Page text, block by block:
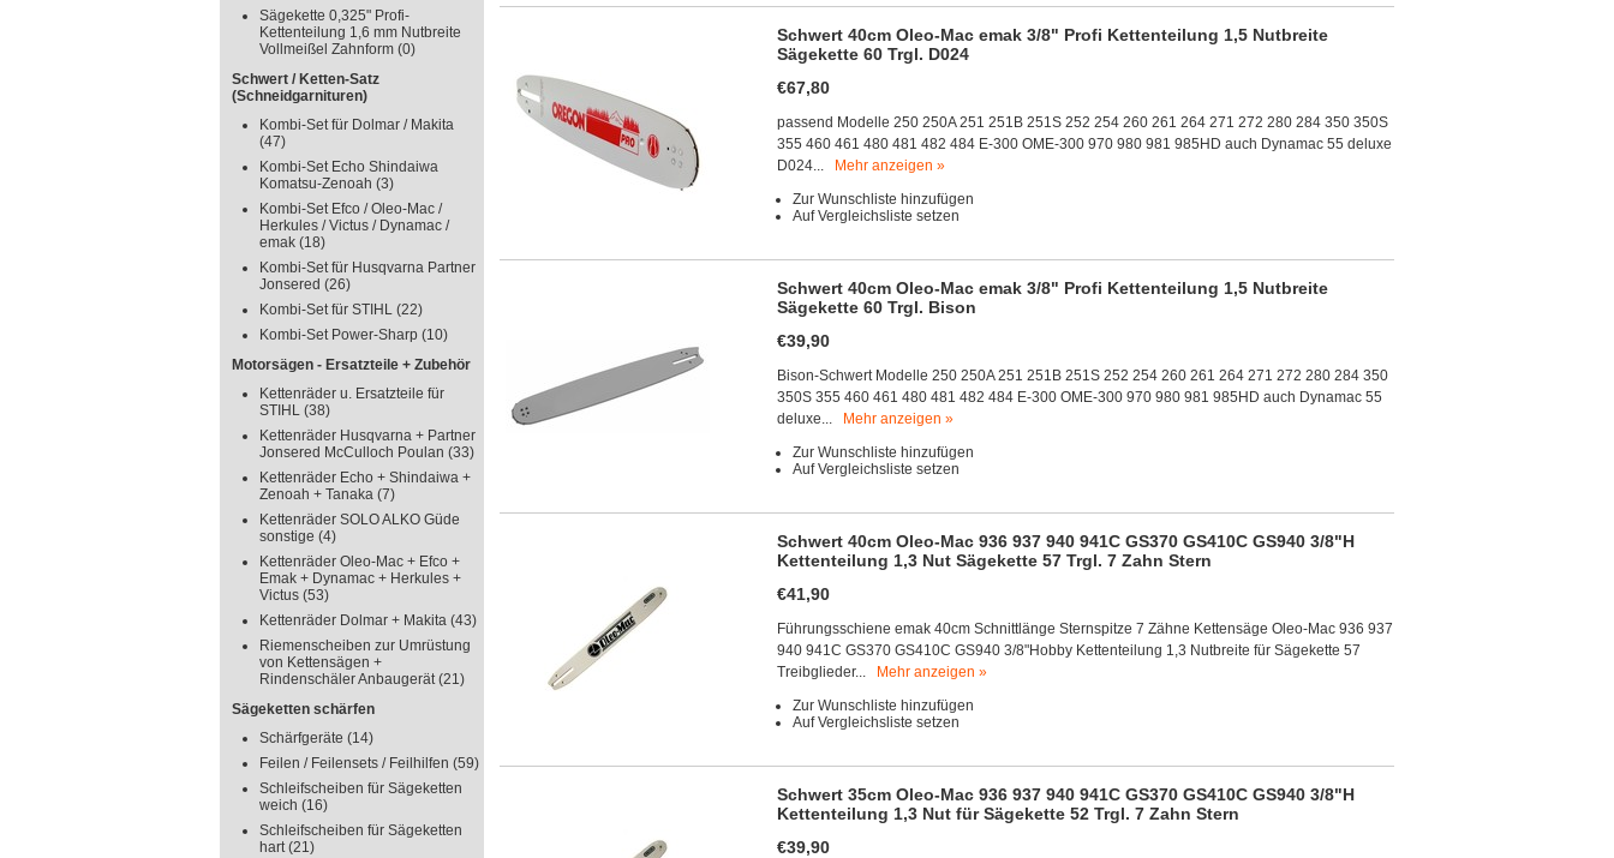
Sägekette 0,325" Profi-
Kettenteilung 1,6 mm Nutbreite
Vollmeißel Zahnform (0)
Schwert / Ketten-Satz
(Schneidgarnituren)
Kombi-Set für Dolmar / Makita
(47)
Kombi-Set Echo Shindaiwa
Komatsu-Zenoah (3)
Kombi-Set Efco / Oleo-Mac /
Herkules / Victus / Dynamac /
emak (18)
Kombi-Set für Husqvarna Partner
Jonsered (26)
Kombi-Set für STIHL (22)
Kombi-Set Power-Sharp (10)
Motorsägen - Ersatzteile + Zubehör
Kettenräder u. Ersatzteile für
STIHL (38)
Kettenräder Husqvarna + Partner
Jonsered McCulloch Poulan (33)
Kettenräder Echo + Shindaiwa +
Zenoah + Tanaka (7)
Kettenräder SOLO ALKO Güde
sonstige (4)
Kettenräder Oleo-Mac + Efco +
Emak + Dynamac + Herkules +
Victus (53)
Kettenräder Dolmar + Makita (43)
Riemenscheiben zur Umrüstung
von Kettensägen +
Rindenschäler Anbaugerät(21)
Sägeketten schärfen
Schärfgeräte (14)
Feilen / Feilensets / Feilhilfen (59)
Schleifscheiben für Sägeketten
weich (16)
Schleifscheiben für Sägeketten
hart(21)
Schwert 40cm Oleo-Mac emak 3/8" Profi Kettenteilung 1,5 Nutbreite
Sägekette 60 Trgl. D024
€67,80
passend Modelle 250 250A 251 251B 251S 252 254 260 261 264 271 272 280 284 350 350S
355 460 461 480 481 482 484 E-300 OME-300 970 980 981 985HD auch Dynamac 55 deluxe
D024...
Mehr anzeigen »
Zur Wunschliste hinzufügen
Auf Vergleichsliste setzen
Schwert 40cm Oleo-Mac emak 3/8" Profi Kettenteilung 1,5 Nutbreite
Sägekette 60 Trgl. Bison
€39,90
Bison-Schwert Modelle 250 250A 251 251B 251S 252 254 260 261 264 271 272 280 284 350
350S 355 460 461 480 481 482 484 E-300 OME-300 970 980 981 985HD auch Dynamac 55
deluxe...
Mehr anzeigen »
Zur Wunschliste hinzufügen
Auf Vergleichsliste setzen
Schwert 40cm Oleo-Mac 936 937 940 941C GS370 GS410C GS940 3/8"H
Kettenteilung 1,3 Nut Sägekette 57 Trgl. 7 Zahn Stern
€41,90
Führungsschiene emak 40cm Schnittlänge Sternspitze 7 Zähne Kettensäge Oleo-Mac 936 937
940 941C GS370 GS410C GS940 3/8"Hobby Kettenteilung 1,3 Nutbreite für Sägekette 57
Treibglieder...
Mehr anzeigen »
Zur Wunschliste hinzufügen
Auf Vergleichsliste setzen
Schwert 35cm Oleo-Mac 936 937 940 941C GS370 GS410C GS940 3/8"H
Kettenteilung 1,3 Nut für Sägekette 52 Trgl. 7 Zahn Stern
€39,90